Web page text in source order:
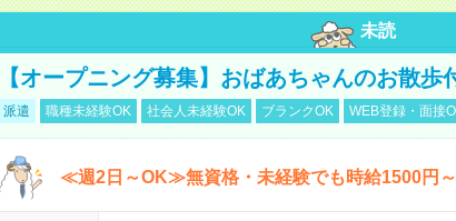
未読
【オープニング募集】おばあちゃんのお散歩
派遣 職種未経験OK 社会人未経験OK ブランクOK WEB登録・面接
≪週2日～OK≫無資格・未経験でも時給1500円～